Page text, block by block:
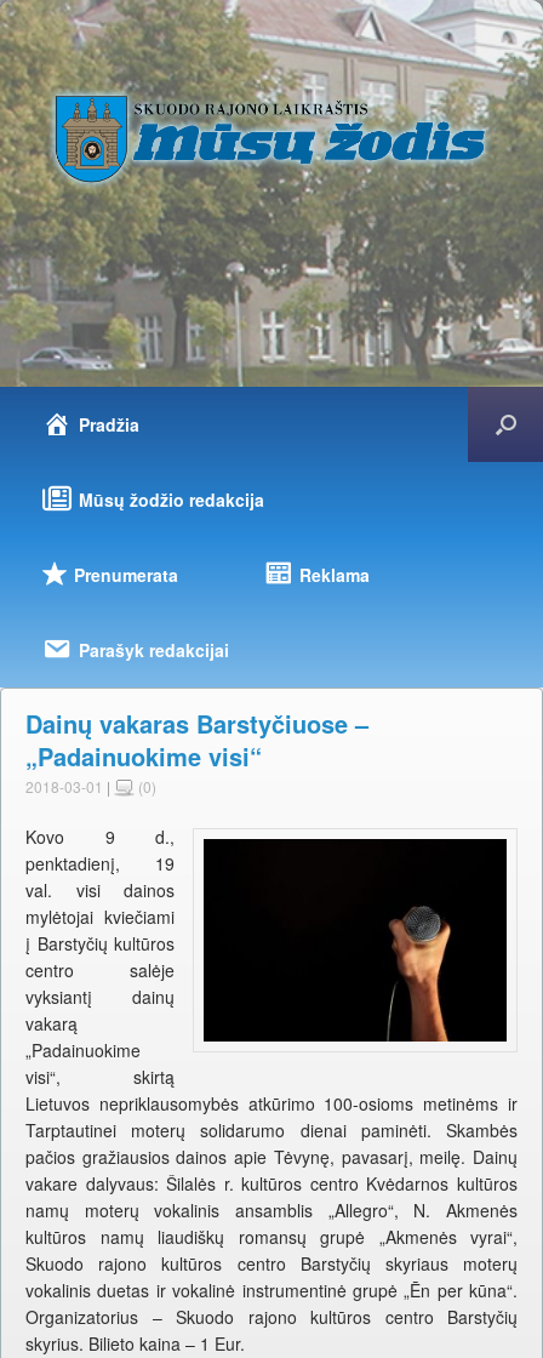
Pradžia
Mūsų žodžio redakcija
Prenumerata Reklama
Parašyk redakcijai
Dainų vakaras Barstyčiuose –
„Padainuokime visi“
2018-03-01 | (0)
Kovo 9 d.,
penktadienį, 19
val. visi dainos
mylėtojai kviečiami
į Barstyčių kultūros
centro salėje
vyksiantį dainų
vakarą
„Padainuokime
visi“, skirtą
Lietuvos nepriklausomybės atkūrimo 100-osioms metinėms ir
Tarptautinei moterų solidarumo dienai paminėti. Skambės
pačios gražiausios dainos apie Tėvynę, pavasarį, meilę. Dainų
vakare dalyvaus: Šilalės r. kultūros centro Kvėdarnos kultūros
namų moterų vokalinis ansamblis „Allegro“, N. Akmenės
kultūros namų liaudiškų romansų grupė „Akmenės vyrai“,
Skuodo rajono kultūros centro Barstyčių skyriaus moterų
vokalinis duetas ir vokalinė instrumentinė grupė „Ēn per kūna“.
Organizatorius – Skuodo rajono kultūros centro Barstyčių
skyrius. Bilieto kaina – 1 Eur.